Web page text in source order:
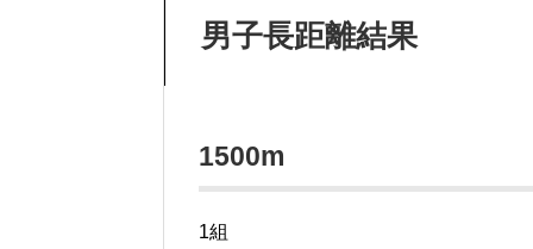
男子長距離結果
1500m
1組